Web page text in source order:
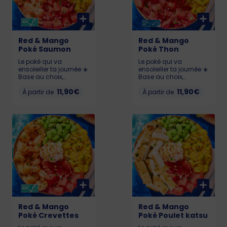
Red & Mango
Poké Saumon
Le poké qui va
ensoleiller ta journée ☀️
Base au choix,
de mangue 🥭,
(Saumon certifié ASC)
Allergènes : Poisson,
gluten, soja, lait,
sésame KCAL : LIL :
526 - MED : 719 - BIG :
990
À partir de 11,90€
Red & Mango
Poké Thon
Le poké qui va
ensoleiller ta journée ☀️
Base au choix,
de mangue 🥭,
(labellisé MSC)
Allergènes : Poisson,
gluten, soja, lait,
sésame, sulfites KCAL
: LIL : 503 - MED : 673 -
BIG : 922
À partir de 11,90€
Red & Mango
Poké Crevettes
Red & Mango
Poké Poulet katsu